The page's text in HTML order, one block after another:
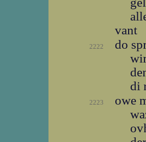
vant
2222
do
di
2223 owe